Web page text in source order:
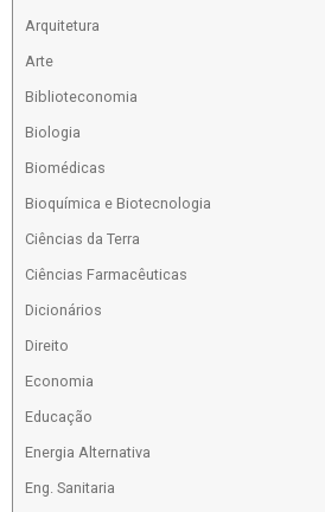
Arquitetura
Arte
Biblioteconomia
Biologia
Biomédicas
Bioquímica e Biotecnologia
Ciências da Terra
Ciências Farmacêuticas
Dicionários
Direito
Economia
Educação
Energia Alternativa
Eng. Sanitaria